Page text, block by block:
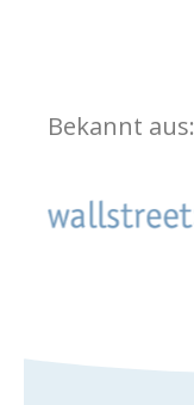
Bekannt aus: